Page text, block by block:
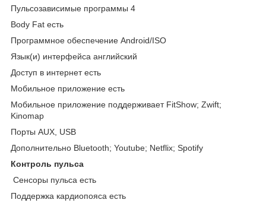
Пульсозависимые программы 4
Body Fat есть
Программное обеспечение Android/ISO
Язык(и) интерфейса английский
Доступ в интернет есть
Мобильное приложение есть
Мобильное приложение поддерживает FitShow; Zwift;
Kinomap
Порты AUX, USB
Дополнительно Bluetooth; Youtube; Netflix; Spotify
Контроль пульса
Сенсоры пульса есть
Поддержка кардиопояса есть